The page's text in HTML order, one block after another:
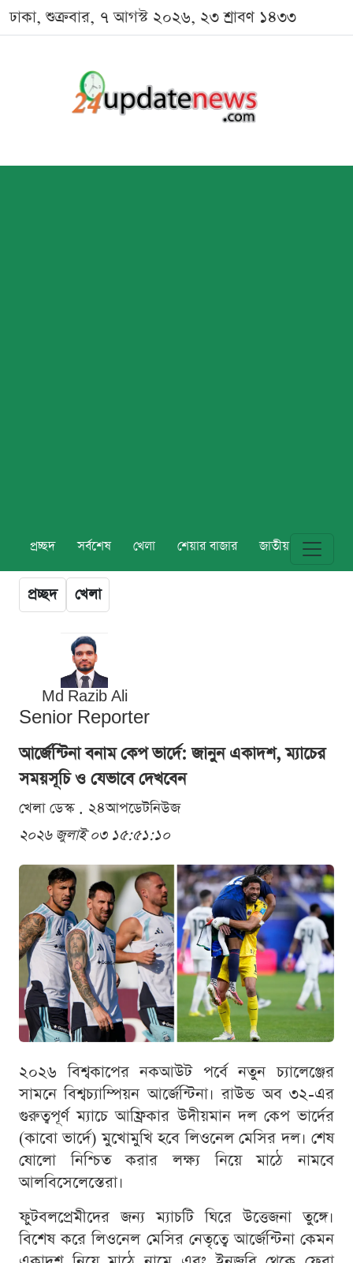
ঢাকা, শুক্রবার, ৭ আগস্ট ২০২৬, ২৩ শ্রাবণ ১৪৩৩
প্রচ্ছদ সর্বশেষ খেলা শেয়ার বাজার জাতীয় বিশ্ব
প্রচ্ছদ খেলা
Md Razib Ali
Senior Reporter
আর্জেন্টিনা বনাম কেপ ভার্দে: জানুন একাদশ, ম্যাচের
সময়সূচি ও যেভাবে দেখবেন
খেলা ডেস্ক . ২৪আপডেটনিউজ
২০২৬ জুলাই ০৩ ১৫:৫১:১০
২০২৬ বিশ্বকাপের নকআউট পর্বে নতুন চ্যালেঞ্জের
সামনে বিশ্বচ্যাম্পিয়ন আর্জেন্টিনা। রাউন্ড অব ৩২-এর
গুরুত্বপূর্ণ ম্যাচে আফ্রিকার উদীয়মান দল কেপ ভার্দের
(কাবো ভার্দে) মুখোমুখি হবে লিওনেল মেসির দল। শেষ
ষোলো নিশ্চিত করার লক্ষ্য নিয়ে মাঠে নামবে
আলবিসেলেস্তেরা।
ফুটবলপ্রেমীদের জন্য ম্যাচটি ঘিরে উত্তেজনা তুঙ্গে।
বিশেষ করে লিওনেল মেসির নেতৃত্বে আর্জেন্টিনা কেমন